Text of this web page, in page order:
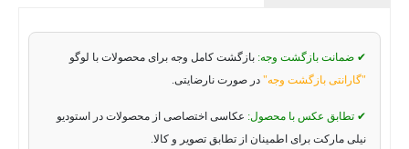
✔ ضمانت بازگشت وجه: بازگشت کامل وجه برای محصولات با لوگو
"گارانتی بازگشت وجه" در صورت نارضایتی.
✔ تطابق عکس با محصول: عکاسی اختصاصی از محصولات در استودیو
نیلی مارکت برای اطمینان از تطابق تصویر و کالا.